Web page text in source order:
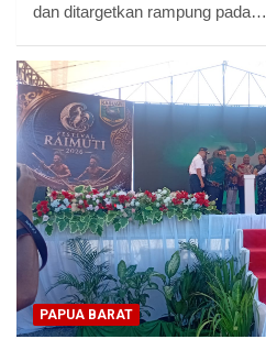
dan ditargetkan rampung pada…
PAPUA BARAT